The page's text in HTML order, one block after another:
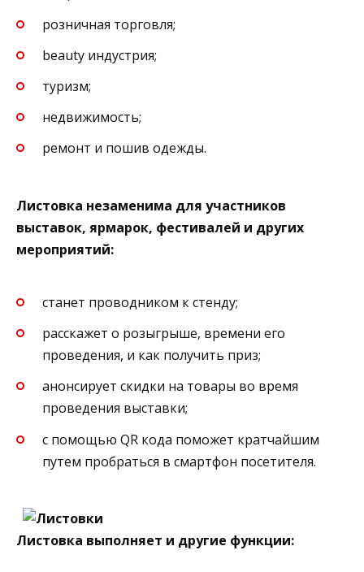
розничная торговля;
beauty индустрия;
туризм;
недвижимость;
ремонт и пошив одежды.
Листовка незаменима для участников
выставок, ярмарок, фестивалей и других
мероприятий:
станет проводником к стенду;
расскажет о розыгрыше, времени его
проведения, и как получить приз;
анонсирует скидки на товары во время
проведения выставки;
с помощью QR кода поможет кратчайшим
путем пробраться в смартфон посетителя.
Листовка выполняет и другие функции: